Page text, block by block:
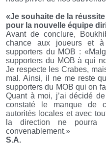
«Je souhaite de la
pour la nouvelle équipe
Avant de conclure,
chance aux joueurs et
supporters du MOB :
supporters du MOB à qui
Je respecte les Crabes,
mal. Ainsi, il ne me reste
supporters du MOB qui on
Quant à moi, j’ai décidé
constaté le manque de
autorités locales et avec
la direction ne pourra
convenablement.»
S.A.